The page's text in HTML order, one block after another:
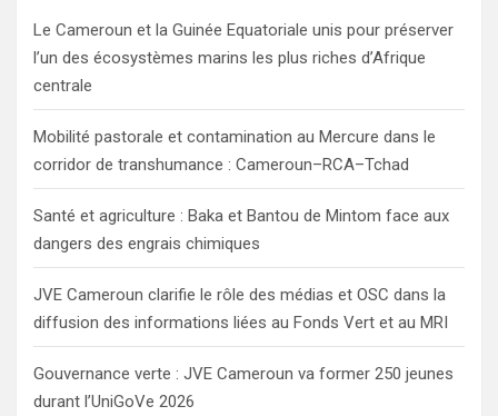
Le Cameroun et la Guinée Equatoriale unis pour préserver
l’un des écosystèmes marins les plus riches d’Afrique
centrale
Mobilité pastorale et contamination au Mercure dans le
corridor de transhumance : Cameroun–RCA–Tchad
Santé et agriculture : Baka et Bantou de Mintom face aux
dangers des engrais chimiques
JVE Cameroun clarifie le rôle des médias et OSC dans la
diffusion des informations liées au Fonds Vert et au MRI
Gouvernance verte : JVE Cameroun va former 250 jeunes
durant l’UniGoVe 2026